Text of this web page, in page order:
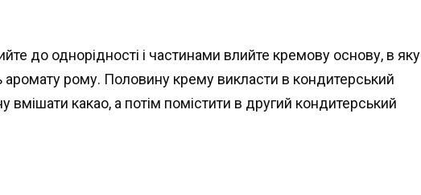
до однорідності і частинами влийте кремову основу, в яку
аромату рому. Половину крему викласти в кондитерський
вмішати какао, а потім помістити в другий кондитерський